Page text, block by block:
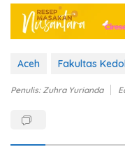
Aceh Fakultas
Penulis: Zuhra Yurianda